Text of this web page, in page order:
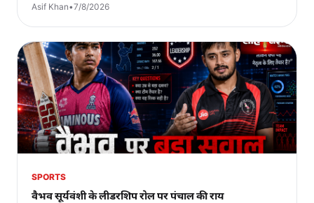
Asif Khan•7/8/2026
SPORTS
वैभव सूर्यवंशी के लीडरशिप रोल पर पंचाल की राय